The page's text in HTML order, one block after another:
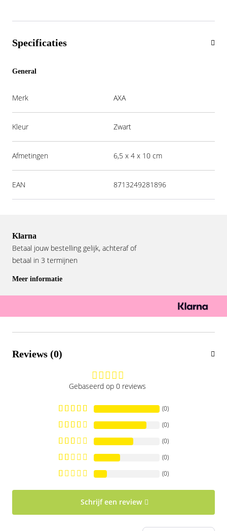
Specificaties
General
Merk AXA
Kleur Zwart
Afmetingen 6,5 x 4 x 10 cm
EAN 8713249281896
Klarna
Betaal jouw bestelling gelijk, achteraf of
betaal in 3 termijnen
Meer informatie
Reviews (0)
Gebaseerd op 0 reviews
(0)
(0)
(0)
(0)
(0)
Schrijf een review